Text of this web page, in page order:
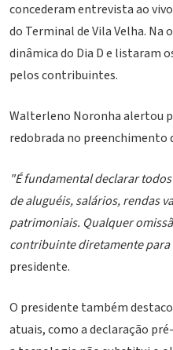
concederam entrevista ao
do Terminal de Vila Velha. Na
dinâmica do Dia D e listaram
pelos contribuintes.
Walterleno Noronha alertou
redobrada no preenchimento
"É fundamental declarar
de aluguéis, salários, rendas
patrimoniais. Qualquer
contribuinte diretamente para
presidente.
O presidente também
atuais, como a declaração